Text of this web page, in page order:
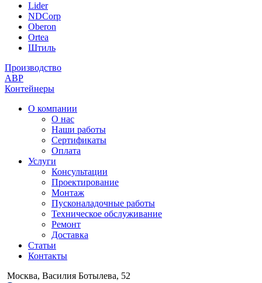
Lider
NDCorp
Oberon
Ortea
Штиль
Производство
АВР
Контейнеры
О компании
О нас
Наши работы
Сертификаты
Оплата
Услуги
Консультации
Проектирование
Монтаж
Пусконаладочные работы
Техническое обслуживание
Ремонт
Доставка
Статьи
Контакты
Москва, Василия Ботылева, 52